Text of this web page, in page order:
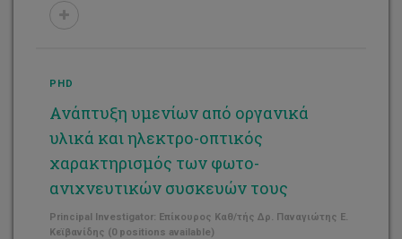
PHD
Ανάπτυξη υμενίων από οργανικά
υλικά και ηλεκτρο-οπτικός
χαρακτηρισμός των φωτο-
ανιχνευτικών συσκευών τους
Principal Investigator: Επίκουρος Καθ/τής Δρ. Παναγιώτης Ε.
Κεϊβανίδης (0 positions available)